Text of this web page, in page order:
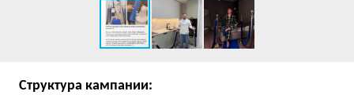
Структура кампании: